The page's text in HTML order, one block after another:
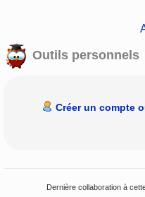
Outils personnels
Créer un compte
Dernière collaboration à